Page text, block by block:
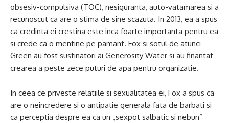
obsesiv-compulsiva (TOC), nesiguranta, auto-vatamarea si a
recunoscut ca are o stima de sine scazuta. In 2013, ea a spus
ca credinta ei crestina este inca foarte importanta pentru ea
si crede ca o mentine pe pamant. Fox si sotul de atunci
Green au fost sustinatori ai Generosity Water si au finantat
crearea a peste zece puturi de apa pentru organizatie.
In ceea ce priveste relatiile si sexualitatea ei, Fox a spus ca
are o neincredere si o antipatie generala fata de barbati si
ca perceptia despre ea ca un „sexpot salbatic si nebun”